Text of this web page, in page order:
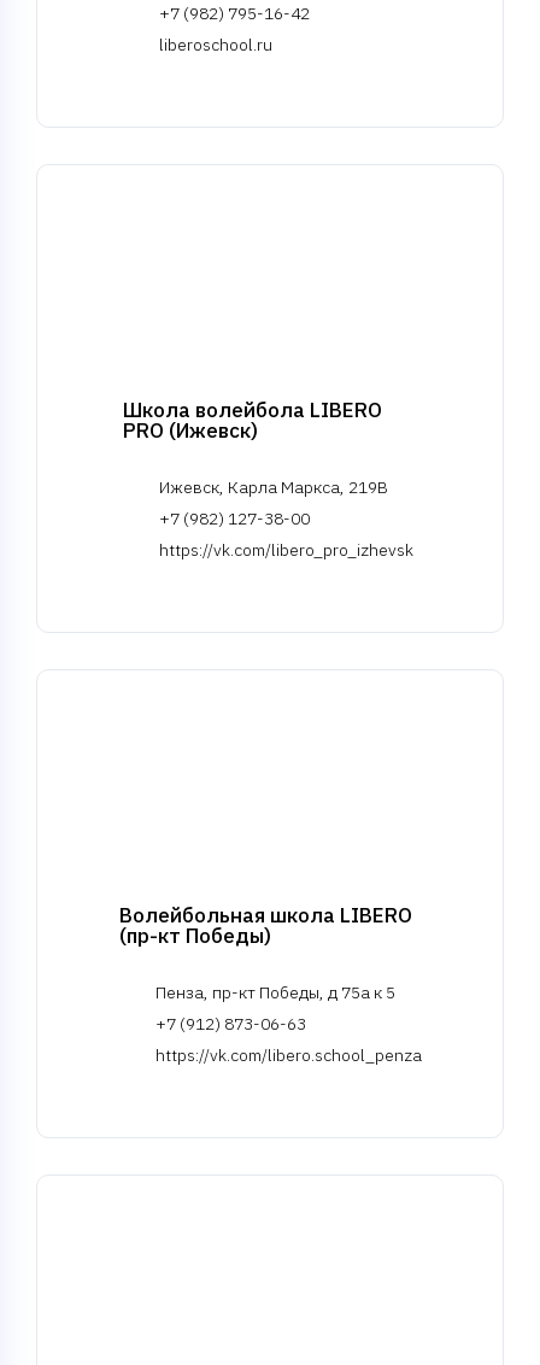
+7 (982) 795-16-42
liberoschool.ru
Школа волейбола LIBERO
PRO (Ижевск)
Ижевск, Карла Маркса, 219В
+7 (982) 127-38-00
https://vk.com/libero_pro_izhevsk
Волейбольная школа LIBERO
(пр-кт Победы)
Пенза, пр-кт Победы, д 75а к 5
+7 (912) 873-06-63
https://vk.com/libero.school_penza